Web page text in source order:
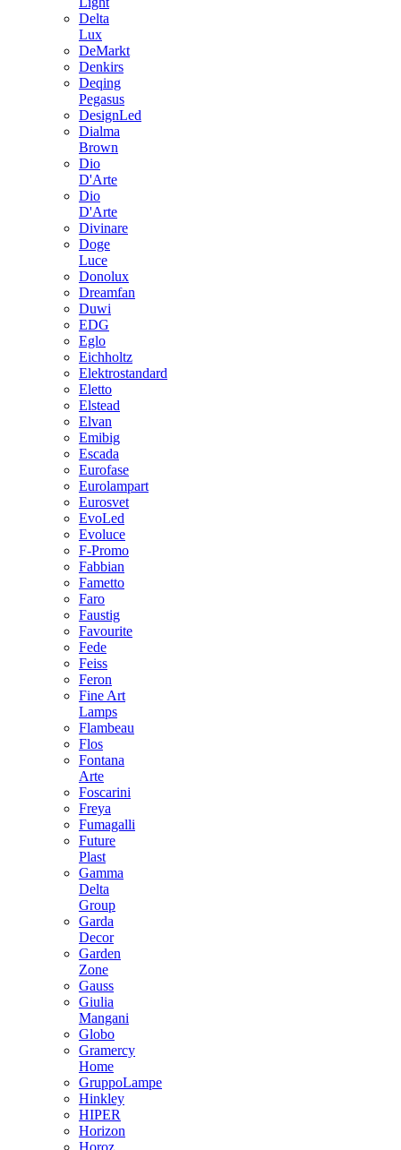
Delta
Lux
DeMarkt
Denkirs
Deqing
Pegasus
DesignLed
Dialma
Brown
Dio
D'Arte
Dio
D'Arte
Divinare
Doge
Luce
Donolux
Dreamfan
Duwi
EDG
Eglo
Eichholtz
Elektrostandard
Eletto
Elstead
Elvan
Emibig
Escada
Eurofase
Eurolampart
Eurosvet
EvoLed
Evoluce
F-Promo
Fabbian
Fametto
Faro
Faustig
Favourite
Fede
Feiss
Feron
Fine Art
Lamps
Flambeau
Flos
Fontana
Arte
Foscarini
Freya
Fumagalli
Future
Plast
Gamma
Delta
Group
Garda
Decor
Garden
Zone
Gauss
Giulia
Mangani
Globo
Gramercy
Home
GruppoLampe
Hinkley
HIPER
Horizon
Horoz